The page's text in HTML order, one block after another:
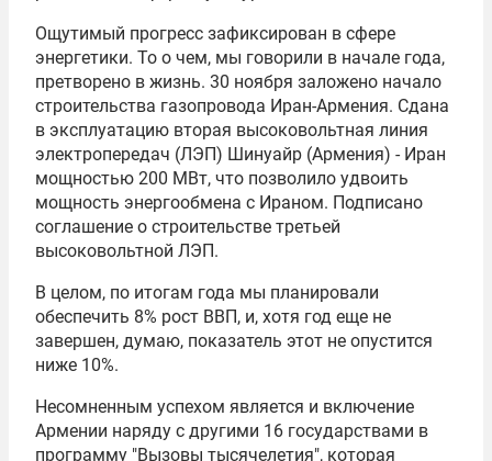
Ощутимый прогресс зафиксирован в сфере
энергетики. То о чем, мы говорили в начале года,
претворено в жизнь. 30 ноября заложено начало
строительства газопровода Иран-Армения. Сдана
в эксплуатацию вторая высоковольтная линия
электропередач (ЛЭП) Шинуайр (Армения) - Иран
мощностью 200 МВт, что позволило удвоить
мощность энергообмена с Ираном. Подписано
соглашение о строительстве третьей
высоковольтной ЛЭП.
В целом, по итогам года мы планировали
обеспечить 8% рост ВВП, и, хотя год еще не
завершен, думаю, показатель этот не опустится
ниже 10%.
Несомненным успехом является и включение
Армении наряду с другими 16 государствами в
программу "Вызовы тысячелетия", которая